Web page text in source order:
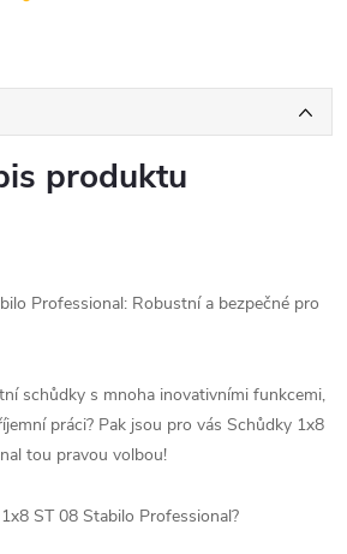
produktu
Professional: Robustní a bezpečné pro
schůdky s mnoha inovativními funkcemi,
práci? Pak jsou pro vás Schůdky 1x8
tou pravou volbou!
ST 08 Stabilo Professional?